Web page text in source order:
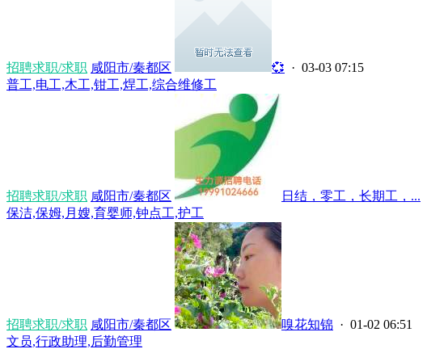
招聘求职/求职 咸阳市/秦都区 💞 · 03-03 07:15
普工,电工,木工,钳工,焊工,综合维修工
招聘求职/求职 咸阳市/秦都区 日结，零工，长期工，...
保洁,保姆,月嫂,育婴师,钟点工,护工
招聘求职/求职 咸阳市/秦都区 嗅花知锦 · 01-02 06:51
文员,行政助理,后勤管理